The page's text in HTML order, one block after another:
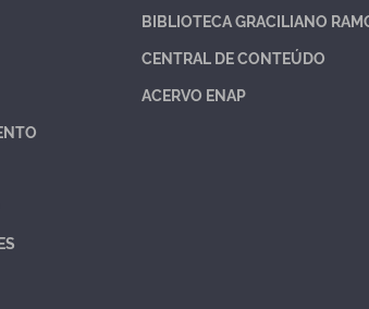
BIBLIOTECA GRACILIANO
CENTRAL DE CONTEÚDO
ACERVO ENAP